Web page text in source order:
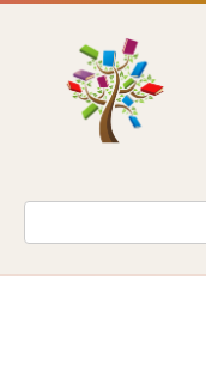
Перейти
Поиск: